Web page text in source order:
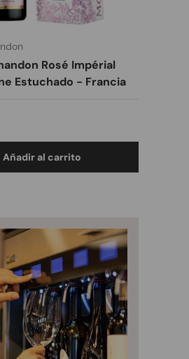
Rosé Impérial
Estuchado - Francia
Añadir al carrito